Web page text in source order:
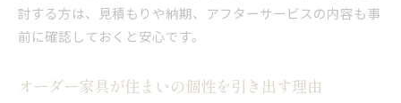
討する方は、見積もりや納期、アフターサービスの内容も事
前に確認しておくと安心です。
オーダー家具が住まいの個性を引き出す理由